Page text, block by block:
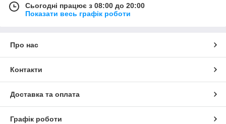
Сьогодні працює з 08:00 до 20:00
Показати весь графік роботи
Про нас
Контакти
Доставка та оплата
Графік роботи